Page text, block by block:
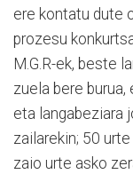
ere kontatu dute
prozesu
M.G.R-ek, beste
zuela bere
eta langabeziara
zailarekin; 50
zaio urte asko